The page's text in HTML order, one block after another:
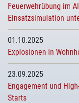
Feuerwehrübung im
Einsatzsimulation
01.10.2025
Explosionen in
23.09.2025
Engagement und
Starts